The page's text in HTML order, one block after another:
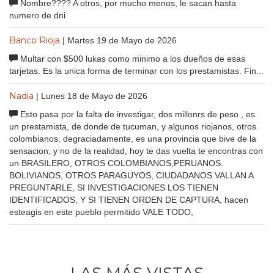
Nombre???? A otros, por mucho menos, le sacan hasta
numero de dni
Banco Rioja | Martes 19 de Mayo de 2026
Multar con $500 lukas como minimo a los dueños de esas
tarjetas. Es la unica forma de terminar con los prestamistas. Fin...
Nadia | Lunes 18 de Mayo de 2026
Esto pasa por la falta de investigar, dos millonrs de peso , es
un prestamista, de donde de tucuman, y algunos riojanos, otros
colombianos, degraciadamente, es una provincia que bive de la
sensacion, y no de la realidad, hoy te das vuelta te encontras con
un BRASILERO, OTROS COLOMBIANOS,PERUANOS.
BOLIVIANOS, OTROS PARAGUYOS, CIUDADANOS VALLAN A
PREGUNTARLE, SI INVESTIGACIONES LOS TIENEN
IDENTIFICADOS, Y SI TIENEN ORDEN DE CAPTURA, hacen
esteagis en este pueblo permitido VALE TODO,